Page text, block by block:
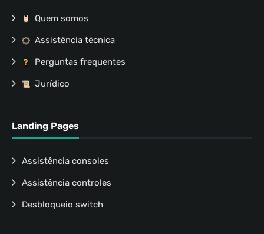
Quem somos
Assistência técnica
Perguntas frequentes
Jurídico
Landing Pages
Assistência consoles
Assistência controles
Desbloqueio switch